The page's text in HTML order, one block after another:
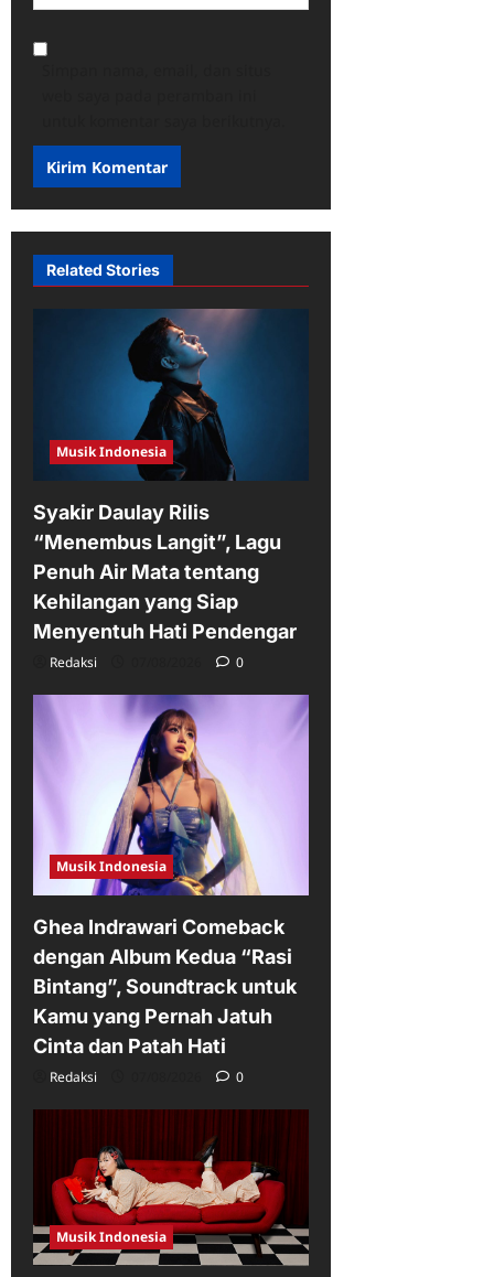
Related Stories
Musik Indonesia
Syakir Daulay Rilis
“Menembus Langit”, Lagu
Penuh Air Mata tentang
Kehilangan yang Siap
Menyentuh Hati Pendengar
Redaksi 0
Musik Indonesia
Ghea Indrawari Comeback
dengan Album Kedua “Rasi
Bintang”, Soundtrack untuk
Kamu yang Pernah Jatuh
Cinta dan Patah Hati
Redaksi 0
Musik Indonesia